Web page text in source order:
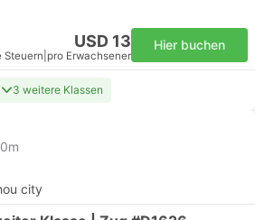
USD 13
Steuern pro Erwachsener
Hier buchen
3 weitere Klassen
city